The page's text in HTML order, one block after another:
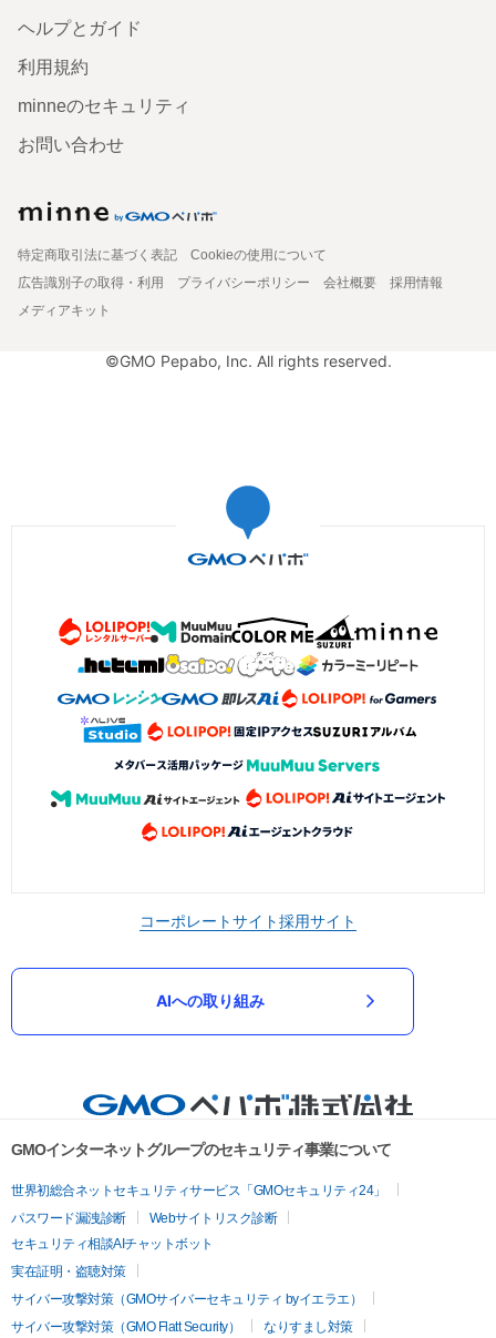
ヘルプとガイド
利用規約
minneのセキュリティ
お問い合わせ
特定商取引法に基づく表記
Cookieの使用について
広告識別子の取得・利用
プライバシーポリシー 会社概要
採用情報
メディアキット
©GMO Pepabo, Inc. All rights reserved.
コーポレートサイト採用サイト
AIへの取り組み
GMOインターネットグループのセキュリティ事業について
世界初総合ネットセキュリティサービス「GMOセキュリティ24」
パスワード漏洩診断
Webサイトリスク診断
セキュリティ相談AIチャットボット
実在証明・盗聴対策
サイバー攻撃対策（GMOサイバーセキュリティ byイエラエ）
サイバー攻撃対策（GMO Flatt Security）
なりすまし対策